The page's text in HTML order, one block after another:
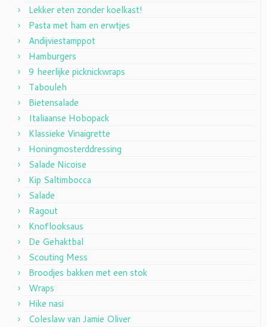
Lekker eten zonder koelkast!
Pasta met ham en erwtjes
Andijviestamppot
Hamburgers
9 heerlijke picknickwraps
Tabouleh
Bietensalade
Italiaanse Hobopack
Klassieke Vinaigrette
Honingmosterddressing
Salade Nicoise
Kip Saltimbocca
Salade
Ragout
Knoflooksaus
De Gehaktbal
Scouting Mess
Broodjes bakken met een stok
Wraps
Hike nasi
Coleslaw van Jamie Oliver